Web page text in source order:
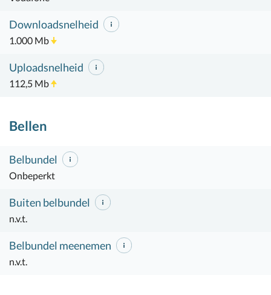
Downloadsnelheid
1.000 Mb
Uploadsnelheid
112,5 Mb
Bellen
Belbundel
Onbeperkt
Buiten belbundel
n.v.t.
Belbundel meenemen
n.v.t.